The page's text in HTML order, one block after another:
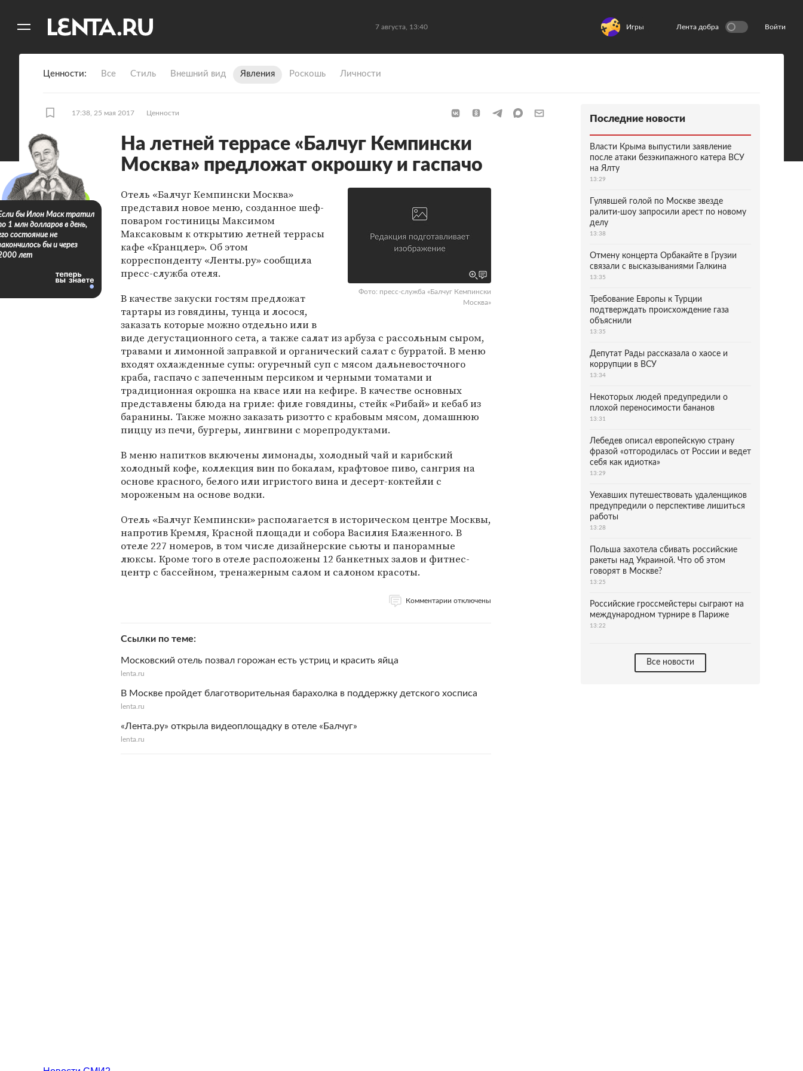
7 августа, 13:40 Игры Лента добра Войти
Ценности Все Стиль Внешний вид Явления Роскошь Личности
17:38, 25 мая 2017 Ценности
На летней террасе «Балчуг Кемпински
Москва» предложат окрошку и гаспачо
Фото: пресс-служба «Балчуг Кемпински
Москва»
Отель «Балчуг Кемпински Москва»
представил новое меню, созданное шеф-
поваром гостиницы Максимом
Максаковым к открытию летней террасы
кафе «Кранцлер». Об этом
корреспонденту «Ленты.ру» сообщила
пресс-служба отеля.
В качестве закуски гостям предложат
тартары из говядины, тунца и лосося,
заказать которые можно отдельно или в
виде дегустационного сета, а также салат из арбуза с рассольным сыром,
травами и лимонной заправкой и органический салат с бурратой. В меню
входят охлажденные супы: огуречный суп с мясом дальневосточного
краба, гаспачо с запеченным персиком и черными томатами и
традиционная окрошка на квасе или на кефире. В качестве основных
представлены блюда на гриле: филе говядины, стейк «Рибай» и кебаб из
баранины. Также можно заказать ризотто с крабовым мясом, домашнюю
пиццу из печи, бургеры, лингвини с морепродуктами.
В меню напитков включены лимонады, холодный чай и карибский
холодный кофе, коллекция вин по бокалам, крафтовое пиво, сангрия на
основе красного, белого или игристого вина и десерт-коктейли с
мороженым на основе водки.
Отель «Балчуг Кемпински» располагается в историческом центре Москвы,
напротив Кремля, Красной площади и собора Василия Блаженного. В
отеле 227 номеров, в том числе дизайнерские сьюты и панорамные
люксы. Кроме того в отеле расположены 12 банкетных залов и фитнес-
центр с бассейном, тренажерным салом и салоном красоты.
Комментарии отключены
Ссылки по теме
Московский отель позвал горожан есть устриц и красить яйца
lenta.ru
В Москве пройдет благотворительная барахолка в поддержку детского хосписа
lenta.ru
«Лента.ру» открыла видеоплощадку в отеле «Балчуг»
lenta.ru
бы Илон Маск тратил
1 млн долларов в день,
состояние не
бы и через
лет
Последние новости
Власти Крыма выпустили заявление
после атаки безэкипажного катера ВСУ
на Ялту
13:29
Гулявшей голой по Москве звезде
ралити-шоу запросили арест по новому
делу
13:38
Отмену концерта Орбакайте в Грузии
связали с высказываниями Галкина
13:35
Требование Европы к Турции
подтверждать происхождение газа
объяснили
13:35
Депутат Рады рассказала о хаосе и
коррупции в ВСУ
13:34
Некоторых людей предупредили о
плохой переносимости бананов
13:31
Лебедев описал европейскую страну
фразой «отгородилась от России и ведет
себя как идиотка»
13:29
Уехавших путешествовать удаленщиков
предупредили о перспективе лишиться
работы
13:28
Польша захотела сбивать российские
ракеты над Украиной. Что об этом
говорят в Москве?
13:25
Российские гроссмейстеры сыграют на
международном турнире в Париже
13:22
Все новости